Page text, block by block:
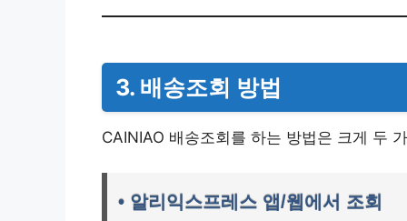
3. 배송조회 방법
CAINIAO 배송조회를 하는 방법은 크게 두
• 알리익스프레스 앱/웹에서 조회